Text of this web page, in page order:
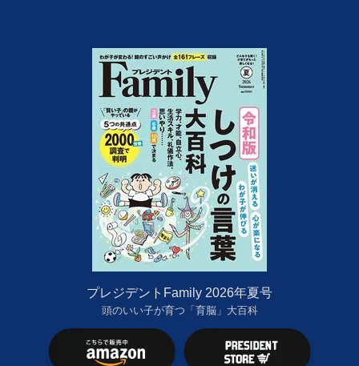
プレジデントFamily 2026年夏号
頭のいい子が育つ「育脳」大百科